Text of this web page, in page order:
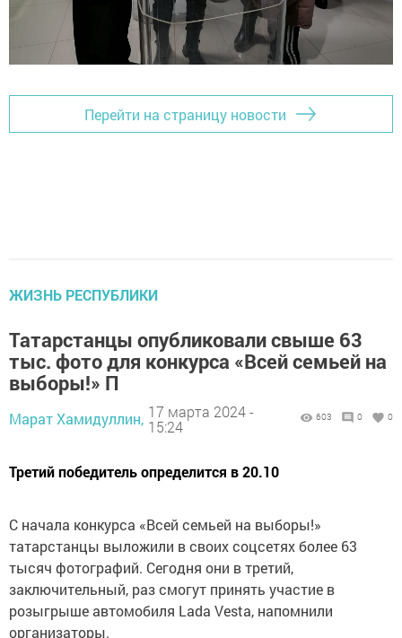
Перейти на страницу новости
ЖИЗНЬ РЕСПУБЛИКИ
Татарстанцы опубликовали свыше 63
тыс. фото для конкурса «Всей семьей на
выборы!» П
Марат Хамидуллин, 17 марта 2024 -
15:24
603 0 0
Третий победитель определится в 20.10
С начала конкурса «Всей семьей на выборы!»
татарстанцы выложили в своих соцсетях более 63
тысяч фотографий. Сегодня они в третий,
заключительный, раз смогут принять участие в
розыгрыше автомобиля Lada Vesta, напомнили
организаторы.